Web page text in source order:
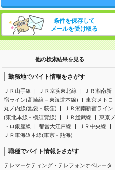
条件を保存して
メールを受け取る
他の検索結果を見る
勤務地でバイト情報をさがす
ＪＲ山手線 ＪＲ京浜東北線
ＪＲ湘南新
宿ライン(高崎線－東海道本線)
東京メトロ
丸ノ内線(池袋－荻窪)
ＪＲ湘南新宿ライン
(東北本線－横須賀線)
ＪＲ総武線
東京メ
トロ銀座線
都営大江戸線
ＪＲ中央線
ＪＲ東海道本線(東京－熱海)
職種でバイト情報をさがす
テレマーケティング・テレフォンオペレータ